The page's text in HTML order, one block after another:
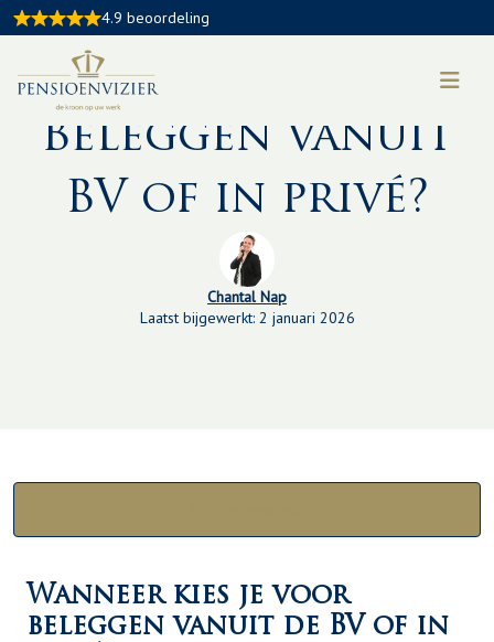
4.9 beoordeling
Beleggen vanuit
BV of in privé?
Chantal Nap
Laatst bijgewerkt: 2 januari 2026
Wanneer kies je voor
beleggen vanuit de BV of in